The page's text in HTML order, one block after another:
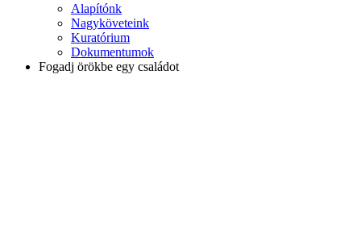
Alapítónk
Nagyköveteink
Kuratórium
Dokumentumok
Fogadj örökbe egy családot